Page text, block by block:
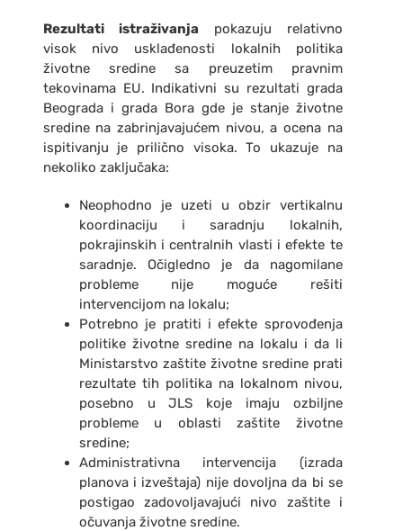
Rezultati istraživanja pokazuju relativno
visok nivo usklađenosti lokalnih politika
životne sredine sa preuzetim pravnim
tekovinama EU. Indikativni su rezultati grada
Beograda i grada Bora gde je stanje životne
sredine na zabrinjavajućem nivou, a ocena na
ispitivanju je prilično visoka. To ukazuje na
nekoliko zaključaka:
Neophodno je uzeti u obzir vertikalnu
koordinaciju i saradnju lokalnih,
pokrajinskih i centralnih vlasti i efekte te
saradnje. Očigledno je da nagomilane
probleme nije moguće rešiti
intervencijom na lokalu;
Potrebno je pratiti i efekte sprovođenja
politike životne sredine na lokalu i da li
Ministarstvo zaštite životne sredine prati
rezultate tih politika na lokalnom nivou,
posebno u JLS koje imaju ozbiljne
probleme u oblasti zaštite životne
sredine;
Administrativna intervencija (izrada
planova i izveštaja) nije dovoljna da bi se
postigao zadovoljavajući nivo zaštite i
očuvanja životne sredine.